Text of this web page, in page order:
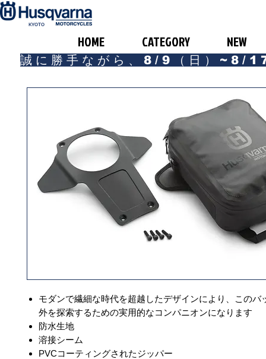
​KYOTO
HOME CATEGORY NEW
誠に勝手ながら、8/9（日）~8/
モダンで繊細な時代を超越したデザインにより、このバ
外を探索するための実用的なコンパニオンになります
防水生地
溶接シーム
PVCコーティングされたジッパー